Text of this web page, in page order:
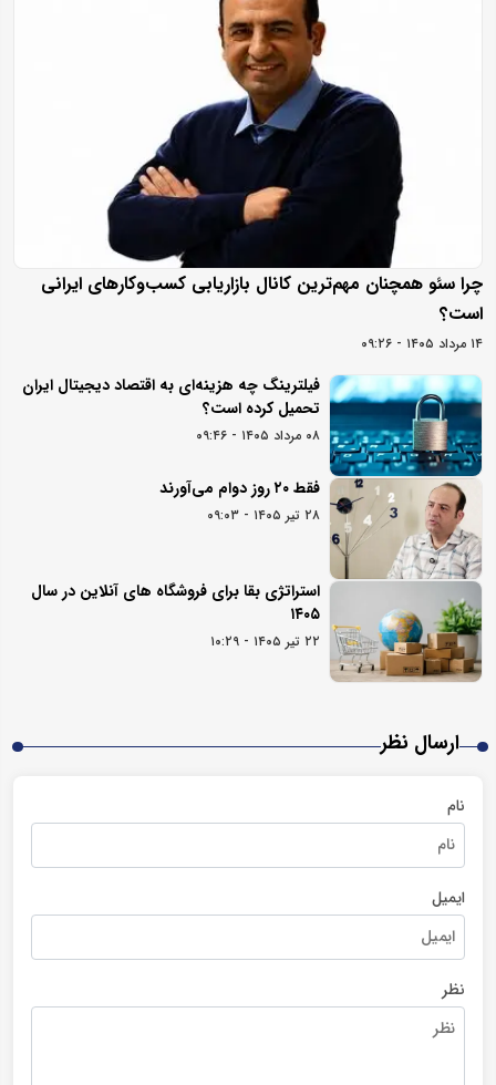
چرا سئو همچنان مهم‌ترین کانال بازاریابی کسب‌وکارهای ایرانی
است؟
۱۴ مرداد ۱۴۰۵ - ۰۹:۲۶
فیلترینگ چه هزینه‌ای به اقتصاد دیجیتال ایران
تحمیل کرده است؟
۰۸ مرداد ۱۴۰۵ - ۰۹:۴۶
فقط ۲۰ روز دوام می‌آورند
۲۸ تیر ۱۴۰۵ - ۰۹:۰۳
استراتژی بقا برای فروشگاه های آنلاین در سال
۱۴۰۵
۲۲ تیر ۱۴۰۵ - ۱۰:۲۹
ارسال نظر
نام
ایمیل
نظر